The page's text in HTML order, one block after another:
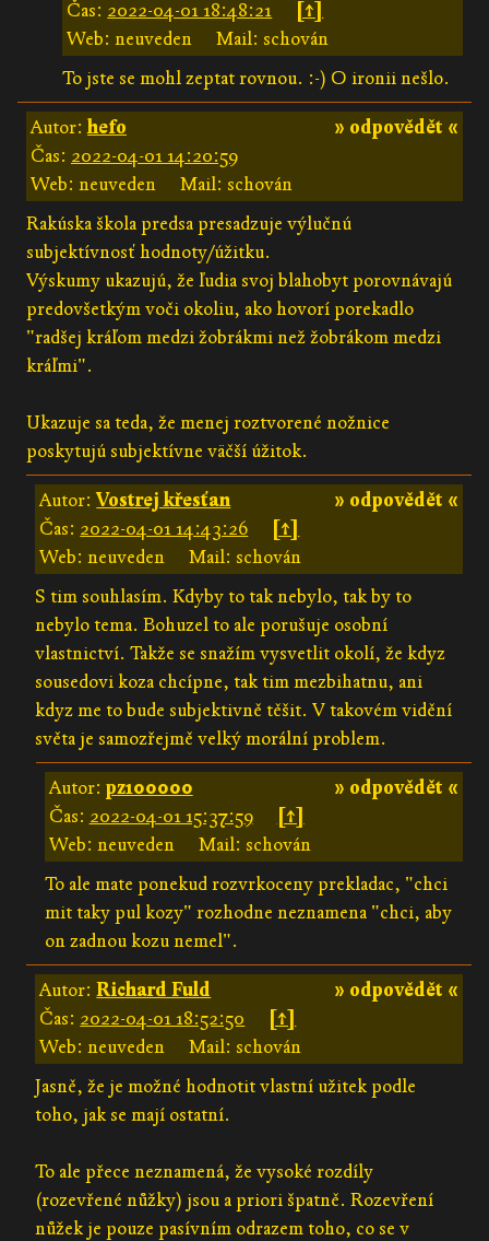
Čas: 2022-04-01 18:48:21
[↑]
Web: neuveden
Mail: schován
To jste se mohl zeptat rovnou. :-) O ironii nešlo.
» odpovědět «
Autor:hefo
Čas: 2022-04-01 14:20:59
Web: neuveden
Mail: schován
Rakúska škola predsa presadzuje výlučnú
subjektívnosť hodnoty/úžitku.
Výskumy ukazujú, že ľudia svoj blahobyt porovnávajú
predovšetkým voči okoliu, ako hovorí porekadlo
"radšej kráľom medzi žobrákmi než žobrákom medzi
kráľmi".
Ukazuje sa teda, že menej roztvorené nožnice
poskytujú subjektívne väčší úžitok.
» odpovědět «
Autor:Vostrej křesťan
Čas: 2022-04-01 14:43:26
[↑]
Web: neuveden
Mail: schován
S tim souhlasím. Kdyby to tak nebylo, tak by to
nebylo tema. Bohuzel to ale porušuje osobní
vlastnictví. Takže se snažím vysvetlit okolí, že kdyz
sousedovi koza chcípne, tak tim mezbihatnu, ani
kdyz me to bude subjektivně těšit. V takovém vidění
světa je samozřejmě velký morální problem.
» odpovědět «
Autor: pz100000
Čas: 2022-04-01 15:37:59
[↑]
Web: neuveden
Mail: schován
To ale mate ponekud rozvrkoceny prekladac, "chci
mit taky pul kozy" rozhodne neznamena "chci, aby
on zadnou kozu nemel".
» odpovědět «
Autor:Richard Fuld
Čas: 2022-04-01 18:52:50
[↑]
Web: neuveden
Mail: schován
Jasně, že je možné hodnotit vlastní užitek podle
toho, jak se mají ostatní.
To ale přece neznamená, že vysoké rozdíly
(rozevřené nůžky) jsou a priori špatně. Rozevření
nůžek je pouze pasívním odrazem toho, co se v